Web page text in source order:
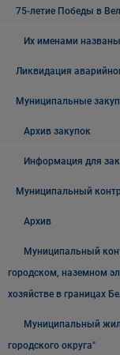
75-летие Победы в
Их именами
Ликвидация
Муниципальные
Архив закупок
Информация для
Муниципальный
Архив
Муниципальный
городском, наземном
хозяйстве в границах
Муниципальный
городского округа"